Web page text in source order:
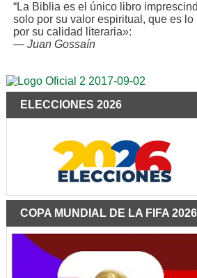
“La Biblia es el único libro
solo por su valor espiritual, que es
por su calidad literaria»:
— Juan Gossaín
ELECCIONES 2026
COPA MUNDIAL DE LA FIFA 2026